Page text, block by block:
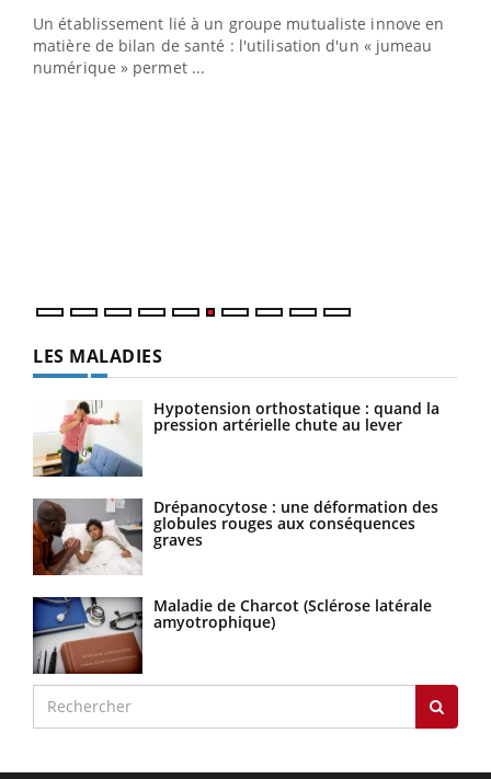
Un établissement lié à un groupe mutualiste innove en
matière de bilan de santé : l'utilisation d'un « jumeau
numérique » permet ...
LES MALADIES
Hypotension orthostatique : quand la
pression artérielle chute au lever
Drépanocytose : une déformation des
globules rouges aux conséquences
graves
Maladie de Charcot (Sclérose latérale
amyotrophique)